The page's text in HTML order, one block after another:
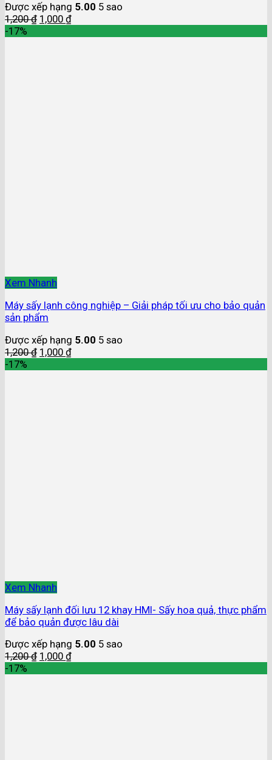
Được xếp hạng 5.00 5 sao
1,200₫ 1,000 ₫
-17%
Xem Nhanh
Máy sấy lạnh công nghiệp – Giải pháp tối ưu cho bảo quản
sản phẩm
Được xếp hạng 5.00 5 sao
1,200₫ 1,000 ₫
-17%
Xem Nhanh
Máy sấy lạnh đối lưu 12 khay HMI- Sấy hoa quả, thực phẩm
để bảo quản được lâu dài
Được xếp hạng 5.00 5 sao
1,200₫ 1,000 ₫
-17%